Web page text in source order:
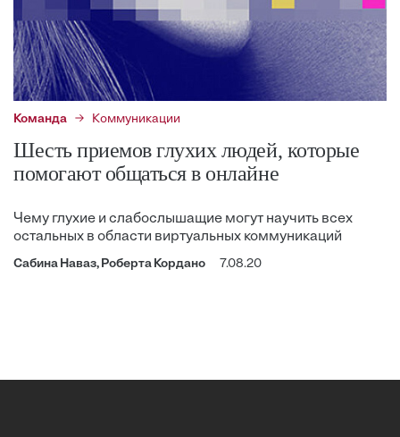
Команда Коммуникации
Шесть приемов глухих людей, которые
помогают общаться в онлайне
Чему глухие и слабослышащие могут научить всех
остальных в области виртуальных коммуникаций
Сабина Наваз, Роберта Кордано 7.08.20